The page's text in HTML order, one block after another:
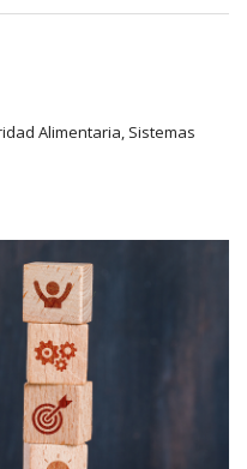
Alimentaria, Sistemas